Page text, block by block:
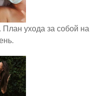
ухода за собой на